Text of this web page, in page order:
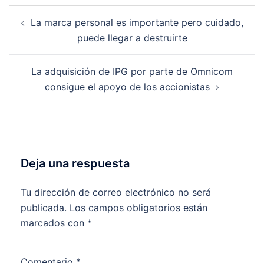
de La marca personal es importante pero cuidado,
puede llegar a destruirte
La adquisición de IPG por parte de Omnicom
consigue el apoyo de los accionistas
Deja una respuesta
Tu dirección de correo electrónico no será
publicada. Los campos obligatorios están
marcados con *